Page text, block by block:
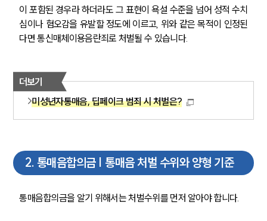
이 포함된 경우라 하더라도 그 표현이 욕설 수준을 넘어 성적 수치
심이나 혐오감을 유발할 정도에 이르고, 위와 같은 목적이 인정된
다면 통신매체이용음란죄로 처벌될 수 있습니다.
더보기
미성년자통매음, 딥페이크 범죄 시 처벌은?
2. 통매음합의금 | 통매음 처벌 수위와 양형 기준
통매음합의금을 알기 위해서는 처벌수위를 먼저 알아야 합니다.